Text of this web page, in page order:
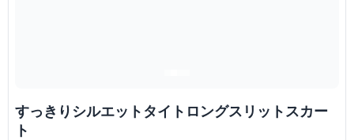
すっきりシルエットタイトロングスリットスカー
ト